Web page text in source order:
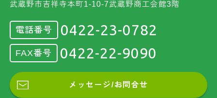
武蔵野市吉祥寺本町1-10-7武蔵野商工会館3階
電話番号 0422-23-0782
FAX番号 0422-22-9090
メッセージ/お問合せ